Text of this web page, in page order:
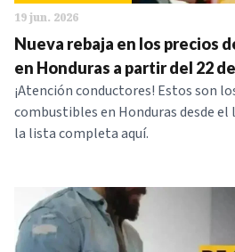
19 jun. 2026
Nueva rebaja en los precios
en Honduras a partir del 22
¡Atención conductores! Estos son
combustibles en Honduras desde el
la lista completa aquí.